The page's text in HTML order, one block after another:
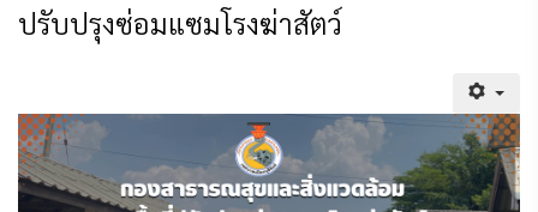
ปรับปรุงซ่อมแซมโรงฆ่าสัตว์